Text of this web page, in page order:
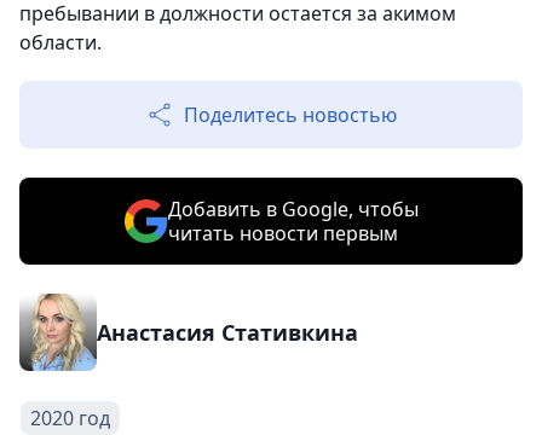
пребывании в должности остается за акимом
области.
Поделитесь новостью
Добавить в Google, чтобы
читать новости первым
Анастасия Стативкина
2020 год